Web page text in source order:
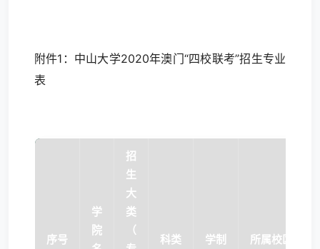
附件1：中山大学2020年澳门“四校联考”招生专业
表
序号
学
院
招
生
大
类
（
科类 学制 所属校区